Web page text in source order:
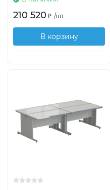
210 520 ₽ /шт.
В корзину